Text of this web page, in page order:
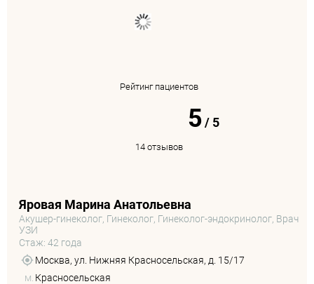
Рейтинг пациентов
5/5
14 отзывов
Яровая Марина Анатольевна
Акушер-гинеколог, Гинеколог, Гинеколог-эндокринолог, Врач
УЗИ
Стаж: 42 года
Москва, ул. Нижняя Красносельская, д. 15/17
м. Красносельская